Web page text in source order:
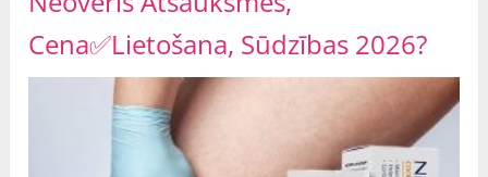
Cena✅Lietošana, Sūdzības 2026?